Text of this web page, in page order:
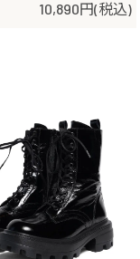
10,890円(税込)